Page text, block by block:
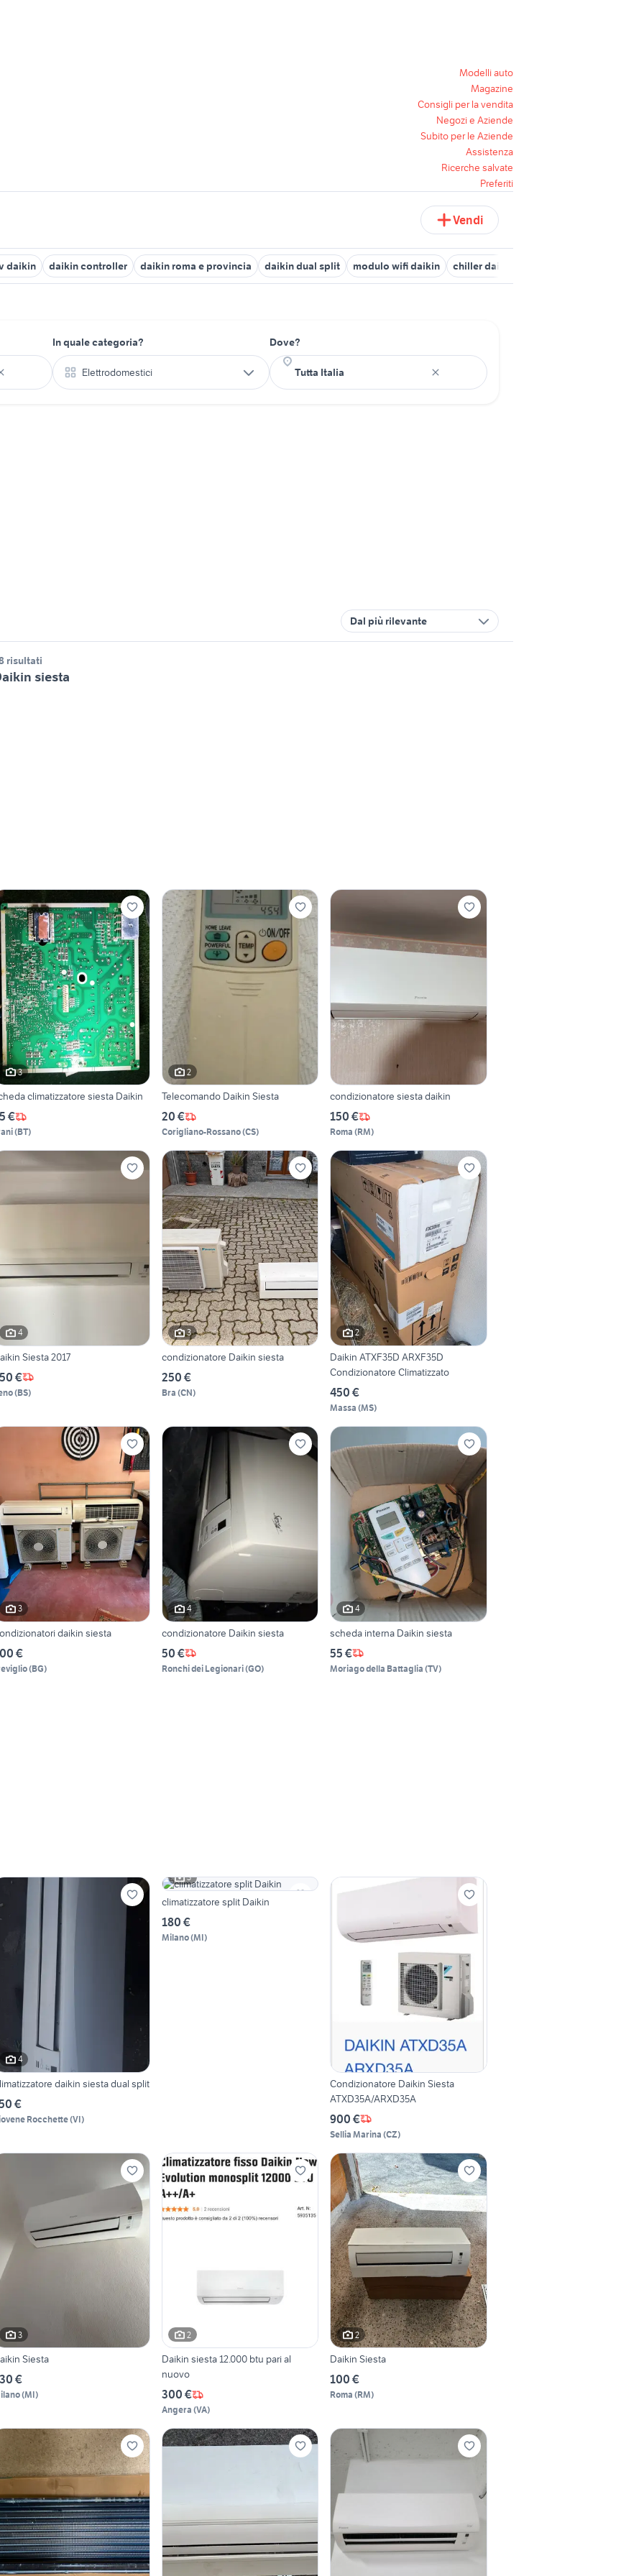
Modelli auto
Magazine
Consigli per la vendita
Negozi e Aziende
Subito per le Aziende
Assistenza
Ricerche salvate
Preferiti
Vendi
daikin daikin controller daikin roma e provincia daikin dual split modulo wifi daikin chiller daikin
In quale categoria?
Elettrodomestici
Dove?
Dal più rilevante
risultati
siesta
3
climatizzatore siesta Daikin
€
(BT)
2
Telecomando Daikin Siesta
20 €
Corigliano-Rossano(CS)
condizionatore siesta daikin
150 €
Roma (RM)
4
Siesta 2017
€
(BS)
3
condizionatore Daikin siesta
250 €
Bra (CN)
2
Daikin ATXF35D ARXF35D
Condizionatore Climatizzato
450 €
Massa (MS)
3
daikin siesta
€
(BG)
4
condizionatore Daikin siesta
50 €
Ronchi dei Legionari(GO)
4
scheda interna Daikin siesta
55 €
Moriago della Battaglia (TV)
4
daikin siesta dual split
€
Rocchette(VI)
3
climatizzatore split Daikin
180 €
Milano(MI)
Condizionatore Daikin Siesta
ATXD35A/ARXD35A
900 €
Sellia Marina (CZ)
3
Siesta
€
(MI)
2
Daikin siesta 12.000 btu pari al
nuovo
300 €
Angera (VA)
2
Daikin Siesta
100 €
Roma (RM)